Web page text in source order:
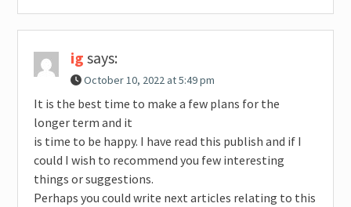
ig says:
October 10, 2022 at 5:49 pm
It is the best time to make a few plans for the
longer term and it
is time to be happy. I have read this publish and if I
could I wish to recommend you few interesting
things or suggestions.
Perhaps you could write next articles relating to this